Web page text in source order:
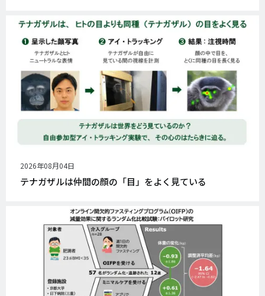
公
開
日
2026年08月04日
テナガザルは仲間の顔の「目」をよく見ている